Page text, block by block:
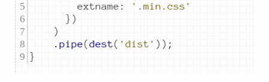
extname :
'.min.css'
})
)
. pipe( dest( 'dist' )) ;
}